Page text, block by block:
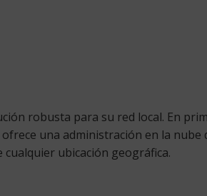
robusta para su red local. En
una administración en la
ubicación geográfica.